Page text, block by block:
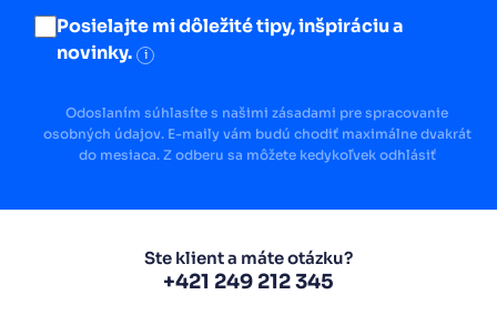
Posielajte mi dôležité tipy, inšpiráciu a
novinky.
i
Odoslaním súhlasíte s našimi zásadami pre spracovanie
osobných údajov. E-maily vám budú chodiť maximálne dvakrát
do mesiaca. Z odberu sa môžete kedykoľvek odhlásiť
Ste klient a máte otázku?
+421 249 212 345